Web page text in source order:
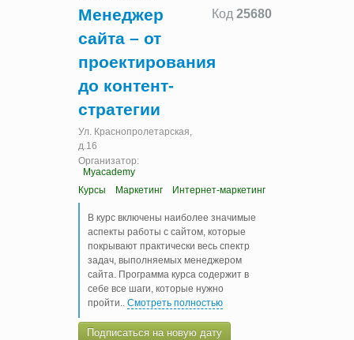
Код 25680
Менеджер
сайта – от
проектирования
до контент-
стратегии
Ул. Краснопролетарская,
д.16
Организатор:
Myacademy
Курсы
Маркетинг Интернет-маркетинг
В курс включены наиболее значимые
аспекты работы с сайтом, которые
покрывают практически весь спектр
задач, выполняемых менеджером
сайта. Программа курса содержит в
себе все шаги, которые нужно
пройти.. Смотреть полностью
Подписаться на новую дату